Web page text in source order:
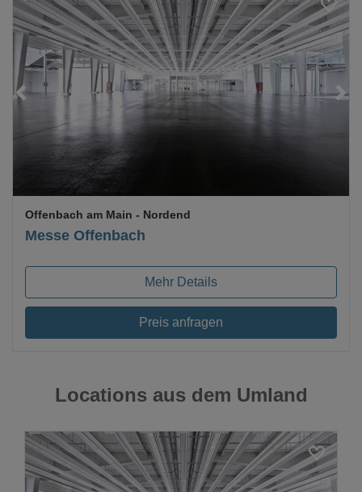
Messe Offenbach
Offenbach am Main - Nordend
Mehr Details
Preis anfragen
Locations aus dem Umland